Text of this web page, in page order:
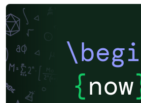
{now